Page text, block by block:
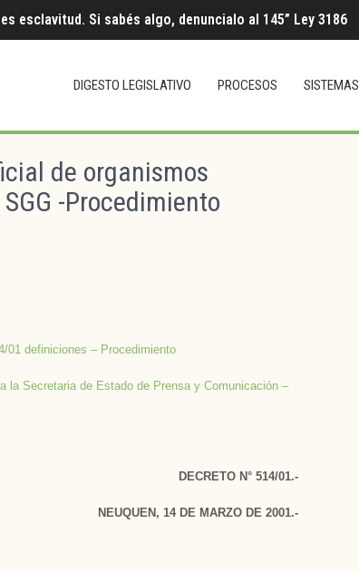
esclavitud. Si sabés algo, denuncialo al 145” Ley 3186
DIGESTO LEGISLATIVO PROCESOS SISTEMAS
de organismos
-Procedimiento
01 definiciones – Procedimiento
la Secretaria de Estado de Prensa y Comunicación –
DECRETO N° 514/01.-
NEUQUEN, 14 DE MARZO DE 2001.-